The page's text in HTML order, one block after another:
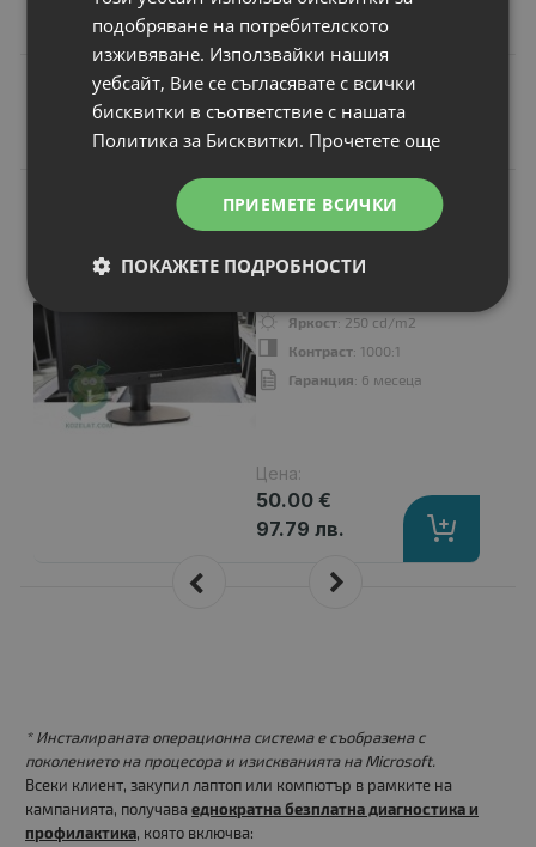
Подобни продукти
Монитор Philips
Дисплей: 24"
: 1920x1080 Full HD 16:9
Яркост: 250 cd/m2
Контраст: 1000:1
Гаранция: 6 месеца
Цена:
50.00 €
97.79 лв.
* Инсталираната операционна система е съобразена с
поколението на процесора и изискванията на Microsoft.
Всеки клиент, закупил лаптоп или компютър в рамките на
кампанията, получава еднократна безплатна диагностика и
профилактика, която включва:
подобряване на потребителското
изживяване. Използвайки нашия
уебсайт, Вие се съгласявате с всички
бисквитки в съответствие с нашата
Политика за Бисквитки. Прочетете още
ПРИЕМЕТЕ ВСИЧКИ
ПОКАЖЕТЕ ПОДРОБНОСТИ